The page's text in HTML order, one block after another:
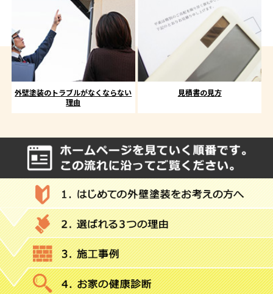
外壁塗装のトラブルがなくならない
理由
見積書の見方